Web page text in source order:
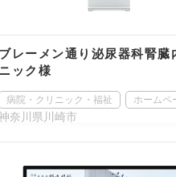
ブレーメン通り泌尿器科腎臓
ニック様
病院・クリニック・福祉 ホームペ
奈川県川崎市